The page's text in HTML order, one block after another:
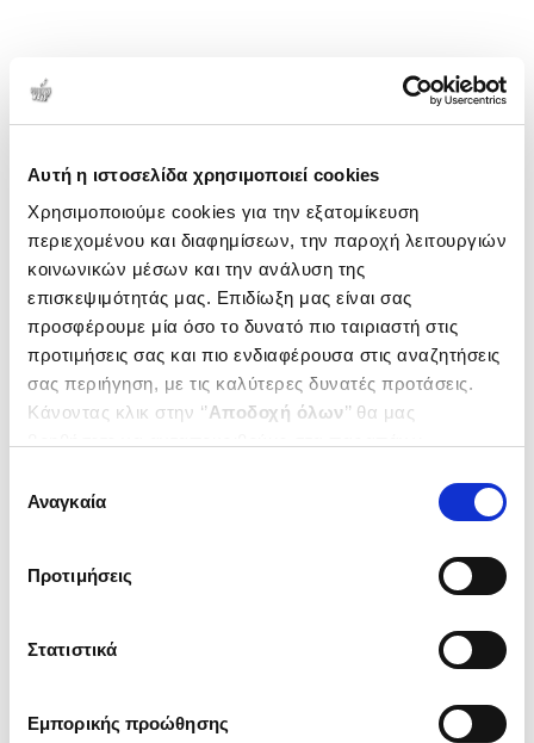
Αυτή η ιστοσελίδα χρησιμοποιεί cookies
Χρησιμοποιούμε cookies για την εξατομίκευση
περιεχομένου και διαφημίσεων, την παροχή λειτουργιών
κοινωνικών μέσων και την ανάλυση της
επισκεψιμότητάς μας. Επιδίωξη μας είναι σας
προσφέρουμε μία όσο το δυνατό πιο ταιριαστή στις
προτιμήσεις σας και πιο ενδιαφέρουσα στις αναζητήσεις
σας περιήγηση, με τις καλύτερες δυνατές προτάσεις.
Κάνοντας κλικ στην ‘’Αποδοχή όλων’’ θα μας
ενδιαφέρουν και να επιλέξετε από τα παρακάτω με την
΄΄και να ενημερωθείτε σχετικά με
συγκατάθεσης
Αναγκαία
Προτιμήσεις
Στατιστικά
Εμπορικής προώθησης